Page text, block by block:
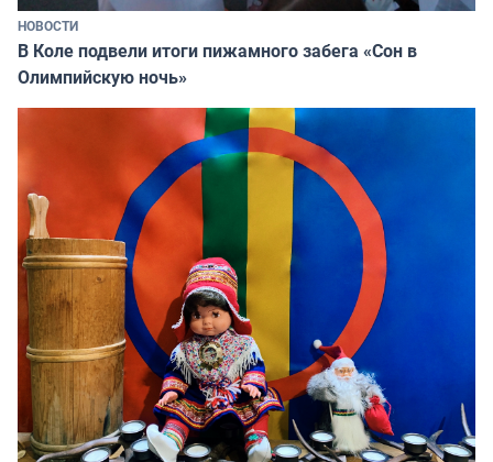
НОВОСТИ
В Коле подвели итоги пижамного забега «Сон в
Олимпийскую ночь»